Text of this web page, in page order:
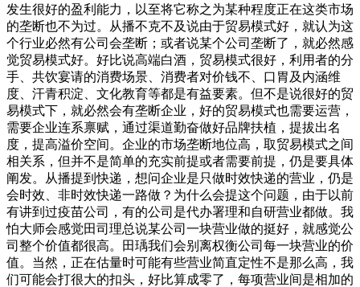
发生很好的盈利能力，以至将它称之为某种程度正在这类市场
的垄断也不为过。从播不克不及说由于贸易模式好，就认为这
个行业必然有公司会垄断；或者说某个公司垄断了，就必然感
觉贸易模式好。好比说高端白酒，贸易模式很好，利用者的分
手、共饮宴请的消费场景、消费者对价钱不、口胃及内涵维
度、汗青积淀、文化教育等都是有益要素。但不是说很好的贸
易模式下，就必然会有垄断企业，好的贸易模式也需要运营，
需要企业连系禀赋，通过渠道勤奋做好品牌扶植，提拔出名
度，提高溢价空间。企业的市场垄断地位高，取贸易模式之间
相关系，但并不是简单的充实前提或者需要前提，仍是要具体
阐发。从播提到快递，想问企业是只做时效快递的营业，仍是
会时效、非时效快递一路做？为什么会提这个问题，由于以前
有讲到过疫苗公司，有的公司是代办署理和自研营业都做。我
怕大师会感觉田司理总说某公司一块营业做的挺好，就感觉公
司整个价值都很高。田瑀我们会别离权衡公司每一块营业的价
值。当然，正在估量时可能有些营业简直定性不是那么高，我
们可能会打很大的扣头，好比算成零了，每项营业间是相加的